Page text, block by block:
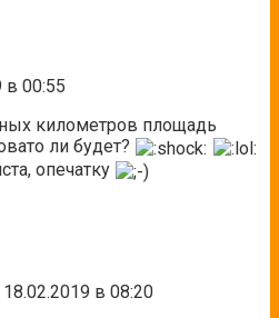
в 00:55
километров площадь
ли будет?
опечатку
18.02.2019 в 08:20